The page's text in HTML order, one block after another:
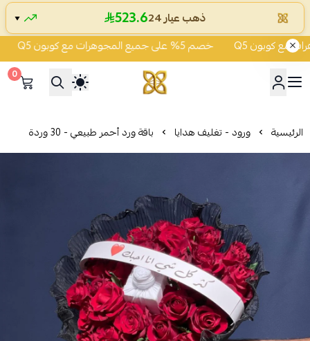
خصم 5% على جميع المجوهرات مع كوبون Q5
شركة قمة زاوية الشفاء
0
الرئيسية ورود - تغليف هدايا باقة ورد أحمر طبيعي - 30 وردة
ذهب عيار 24 523.6
▼